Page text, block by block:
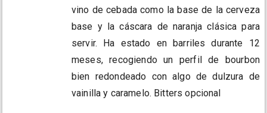
vino de cebada como la base de la cerveza
base y la cáscara de naranja clásica para
servir. Ha estado en barriles durante 12
meses, recogiendo un perfil de bourbon
bien redondeado con algo de dulzura de
vainilla y caramelo. Bitters opcional